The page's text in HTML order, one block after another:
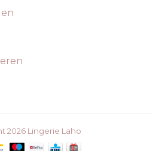
2026 Lingerie Laho